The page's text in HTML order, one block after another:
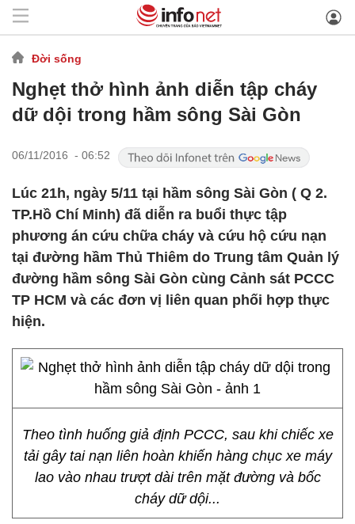
Đời sống
Nghẹt thở hình ảnh diễn tập cháy
dữ dội trong hầm sông Sài Gòn
06/11/2016 - 06:52
Lúc 21h, ngày 5/11 tại hầm sông Sài Gòn ( Q 2.
TP.Hồ Chí Minh) đã diễn ra buổi thực tập
phương án cứu chữa cháy và cứu hộ cứu nạn
tại đường hầm Thủ Thiêm do Trung tâm Quản lý
đường hầm sông Sài Gòn cùng Cảnh sát PCCC
TP HCM và các đơn vị liên quan phối hợp thực
hiện.
Theo tình huống giả định PCCC, sau khi chiếc xe
tải gây tai nạn liên hoàn khiến hàng chục xe máy
lao vào nhau trượt dài trên mặt đường và bốc
cháy dữ dội...